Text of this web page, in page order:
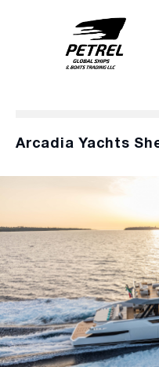
Arcadia Yachts